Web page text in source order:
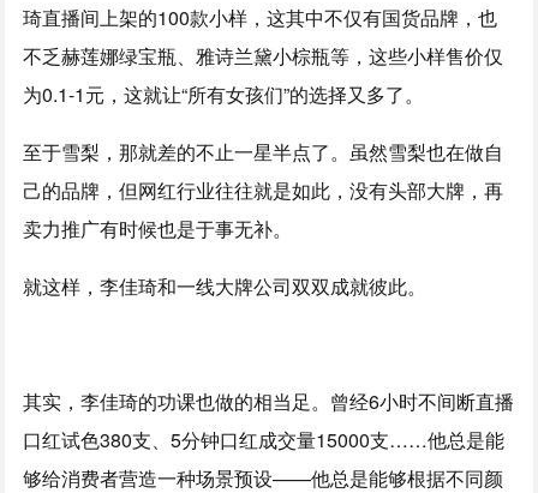
琦直播间上架的100款小样，这其中不仅有国货品牌，也
不乏赫莲娜绿宝瓶、雅诗兰黛小棕瓶等，这些小样售价仅
为0.1-1元，这就让“所有女孩们”的选择又多了。
至于雪梨，那就差的不止一星半点了。虽然雪梨也在做自
己的品牌，但网红行业往往就是如此，没有头部大牌，再
卖力推广有时候也是于事无补。
就这样，李佳琦和一线大牌公司双双成就彼此。
其实，李佳琦的功课也做的相当足。曾经6小时不间断直播
口红试色380支、5分钟口红成交量15000支……他总是能
够给消费者营造一种场景预设——他总是能够根据不同颜